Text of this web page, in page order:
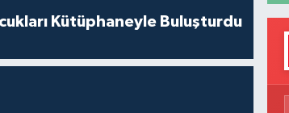
Kütüphaneyle Buluşturdu